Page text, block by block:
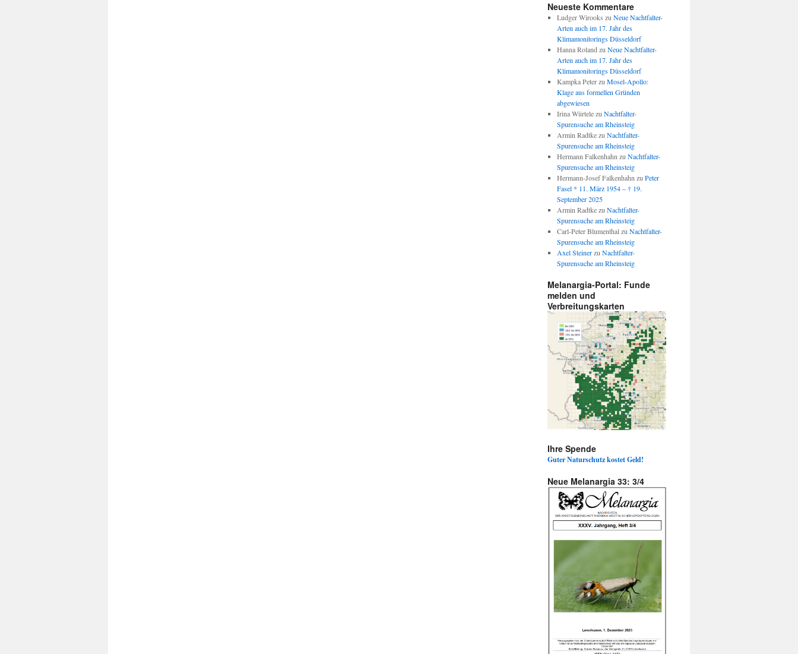
Neueste Kommentare
Ludger Wirooks zu Neue Nachtfalter-
Arten auch im 17. Jahr des
Klimamonitorings Düsseldorf
Hanna Roland zu Neue Nachtfalter-
Arten auch im 17. Jahr des
Klimamonitorings Düsseldorf
Kampka Peterzu Mosel-Apollo:
Klage aus formellen Gründen
abgewiesen
Irina Würtelezu Nachtfalter-
Spurensuche am Rheinsteig
Armin Radtkezu Nachtfalter-
Spurensuche am Rheinsteig
Hermann Falkenhahn zu Nachtfalter-
Spurensuche am Rheinsteig
Hermann-Josef Falkenhahn zu Peter
Fasel * 11. März 1954 – † 19.
September 2025
Armin Radtkezu Nachtfalter-
Spurensuche am Rheinsteig
Carl-Peter Blumenthalzu Nachtfalter-
Spurensuche am Rheinsteig
Axel Steinerzu Nachtfalter-
Spurensuche am Rheinsteig
Melanargia-Portal: Funde
melden und
Verbreitungskarten
Ihre Spende
Guter Naturschutz kostet Geld!
Neue Melanargia 33: 3/4